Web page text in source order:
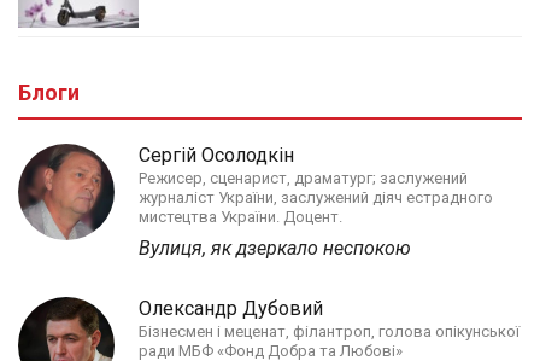
Блоги
Сергій Осолодкін
Режисер, сценарист, драматург; заслужений
журналіст України, заслужений діяч естрадного
мистецтва України. Доцент.
Вулиця, як дзеркало неспокою
Олександр Дубовий
Бізнесмен і меценат, філантроп, голова опікунської
ради МБФ «Фонд Добра та Любові»